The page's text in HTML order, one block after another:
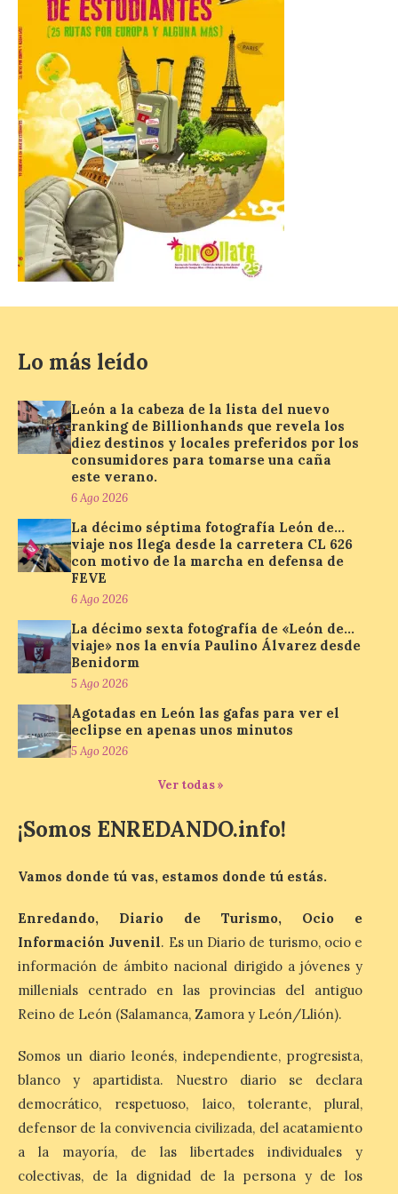
Se celebrará el próximo
domingo 16 de agosto, a
partir de las 23:00 horas,
en la Plaza Mayor de la
ciudad. El Salón de Plenos
del Ayuntamiento de La Bañeza ha
acogido esta mañana la presentación
oficial del Festival One […]
“Mirar un eclipse sin
protección adecuada
puede causar daños
irreversibles en la retina”
6 Ago 2026
visión central, manchas en
el campo visual y
percepción de formas y colores. El
especialista en Oftalmología del Hospital
San Juan de Dios de León, Dr. Mahave
Ruiz, advierte de […]
La décimo séptima
fotografía León de…viaje
nos llega desde la
carretera CL 626 con
motivo de la marcha en
defensa de FEVE
6 Ago 2026
de…viaje. Una iniciativa
organizado por la sección
juvenil de la Asociación
Enróllate, la Asociación
Turismo, Ocio e Información para
Camarzius fest: frente al
cultural transformador
que apuesta por el legado.
6 Ago 2026
Los días 7, 8 y 9 de agosto
Tera volverá a convertirse
en punto de encuentro,
con la Villa Romana de
Orpheus. Vivimos un momento en el que la
música en directo mueve grandes
fenómenos de […]
Lo más leído
León a la cabeza de la lista del nuevo
ranking de Billionhands que revela los
diez destinos y locales preferidos por los
consumidores para tomarse una caña
este verano.
6 Ago 2026
La décimo séptima fotografía León de…
viaje nos llega desde la carretera CL 626
con motivo de la marcha en defensa de
FEVE
6 Ago 2026
La décimo sexta fotografía de «León de…
viaje» nos la envía Paulino Álvarez desde
Benidorm
5 Ago 2026
Agotadas en León las gafas para ver el
eclipse en apenas unos minutos
5 Ago 2026
Ver todas »
¡Somos ENREDANDO.info!
Vamos donde tú vas, estamos donde tú estás.
Enredando, Diario de Turismo, Ocio e
Información Juvenil. Es un Diario de turismo, ocio e
información de ámbito nacional dirigido a jóvenes y
millenials centrado en las provincias del antiguo
Reino de León (Salamanca, Zamora y León/Llión).
Somos un diario leonés, independiente, progresista,
blanco y apartidista. Nuestro diario se declara
democrático, respetuoso, laico, tolerante, plural,
defensor de la convivencia civilizada, del acatamiento
a la mayoría, de las libertades individuales y
colectivas, de la dignidad de la persona y de los